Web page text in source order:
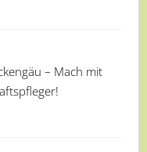
– Mach mit